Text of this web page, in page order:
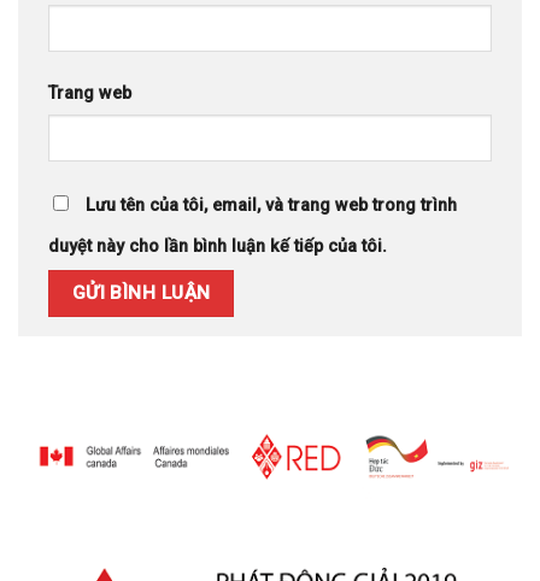
Trang web
Lưu tên của tôi, email, và trang web trong trình
duyệt này cho lần bình luận kế tiếp của tôi.